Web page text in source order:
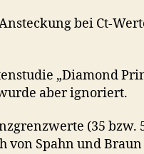
bei Ct-
„Diamond
aber ignoriert.
(35 bzw.
Spahn und Braun